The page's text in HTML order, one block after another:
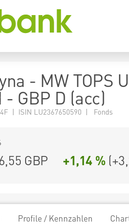
- MW TOPS
- GBP D (acc)
| ISIN LU2367650590 | Fonds
GBP +1,14 % (
Profile / Kennzahlen